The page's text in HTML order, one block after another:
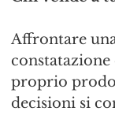
Affrontare
proprio
decisioni si